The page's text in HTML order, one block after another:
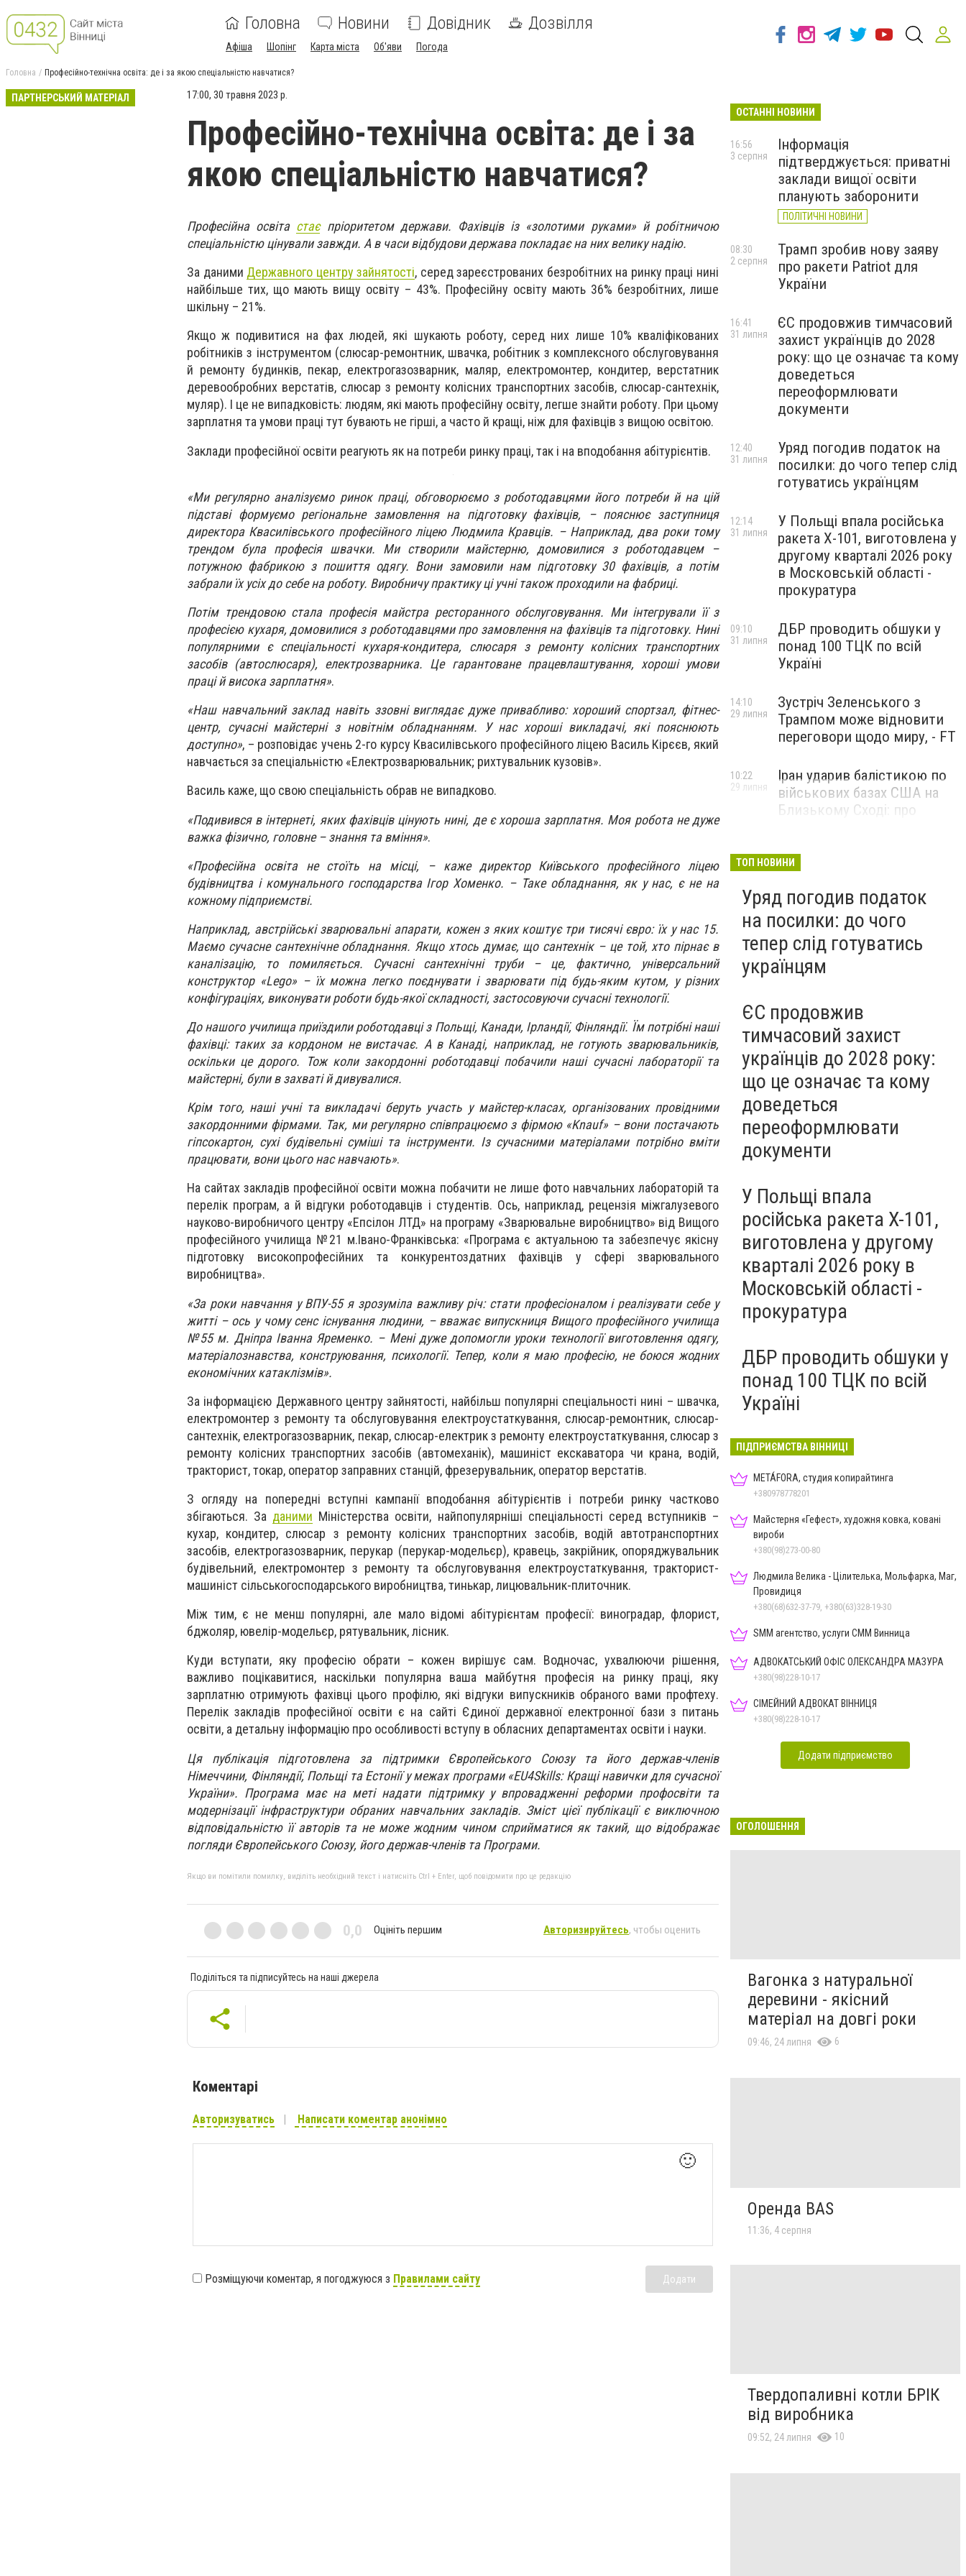
Головна Новини Довідник Дозвілля
Афіша Шопінг Карта міста Об'яви Погода
Головна Професійно-технічна освіта: де і за якою спеціальністю навчатися?
ПАРТНЕРСЬКИЙ МАТЕРІАЛ 17:00, 30 травня 2023 р.
Професійно-технічна освіта: де і за
якою спеціальністю навчатися?
Професійна освіта стаєпріоритетом держави. Фахівців із «золотими руками» й робітничою
спеціальністю цінували завжди. А в часи відбудови держава покладає на них велику надію.
За даними Державного центру зайнятості, серед зареєстрованих безробітних на ринку праці нині
найбільше тих, що мають вищу освіту – 43%. Професійну освіту мають 36% безробітних, лише
шкільну – 21%.
Якщо ж подивитися на фах людей, які шукають роботу, серед них лише 10% кваліфікованих
робітників з інструментом (слюсар-ремонтник, швачка, робітник з комплексного обслуговування
й ремонту будинків, пекар, електрогазозварник, маляр, електромонтер, кондитер, верстатник
деревообробних верстатів, слюсар з ремонту колісних транспортних засобів, слюсар-сантехнік,
муляр). І це не випадковість: людям, які мають професійну освіту, легше знайти роботу. При цьому
зарплатня та умови праці тут бувають не гірші, а часто й кращі, ніж для фахівців з вищою освітою.
Заклади професійної освіти реагують як на потреби ринку праці, так і на вподобання абітурієнтів.
«Ми регулярно аналізуємо ринок праці, обговорюємо з роботодавцями його потреби й на цій
підставі формуємо регіональне замовлення на підготовку фахівців, – пояснює заступниця
директора Квасилівського професійного ліцею Людмила Кравців. – Наприклад, два роки тому
трендом була професія швачки. Ми створили майстерню, домовилися з роботодавцем –
потужною фабрикою з пошиття одягу. Вони замовили нам підготовку 30 фахівців, а потім
забрали їх усіх до себе на роботу. Виробничу практику ці учні також проходили на фабриці.
Потім трендовою стала професія майстра ресторанного обслуговування. Ми інтегрували її з
професією кухаря, домовилися з роботодавцями про замовлення на фахівців та підготовку. Нині
популярними є спеціальності кухаря-кондитера, слюсаря з ремонту колісних транспортних
засобів (автослюсаря), електрозварника. Це гарантоване працевлаштування, хороші умови
праці й висока зарплатня».
«Наш навчальний заклад навіть ззовні виглядає дуже привабливо: хороший спортзал, фітнес-
центр, сучасні майстерні з новітнім обладнанням. У нас хороші викладачі, які пояснюють
доступно», – розповідає учень 2-го курсу Квасилівського професійного ліцею Василь Кірєєв, який
навчається за спеціальністю «Електрозварювальник; рихтувальник кузовів».
Василь каже, що свою спеціальність обрав не випадково.
«Подивився в інтернеті, яких фахівців цінують нині, де є хороша зарплатня. Моя робота не дуже
важка фізично, головне – знання та вміння».
«Професійна освіта не стоїть на місці, – каже директор Київського професійного ліцею
будівництва і комунального господарства Ігор Хоменко. – Таке обладнання, як у нас, є не на
кожному підприємстві.
Наприклад, австрійські зварювальні апарати, кожен з яких коштує три тисячі євро: їх у нас 15.
Маємо сучасне сантехнічне обладнання. Якщо хтось думає, що сантехнік – це той, хто пірнає в
каналізацію, то помиляється. Сучасні сантехнічні труби – це, фактично, універсальний
конструктор «Lego» – їх можна легко поєднувати і зварювати під будь-яким кутом, у різних
конфігураціях, виконувати роботи будь-якої складності, застосовуючи сучасні технології.
До нашого училища приїздили роботодавці з Польщі, Канади, Ірландії, Фінляндії. Їм потрібні наші
фахівці: таких за кордоном не вистачає. А в Канаді, наприклад, не готують зварювальників,
оскільки це дорого. Тож коли закордонні роботодавці побачили наші сучасні лабораторії та
майстерні, були в захваті й дивувалися.
Крім того, наші учні та викладачі беруть участь у майстер-класах, організованих провідними
закордонними фірмами. Так, ми регулярно співпрацюємо з фірмою «Knauf» – вони постачають
гіпсокартон, сухі будівельні суміші та інструменти. Із сучасними матеріалами потрібно вміти
працювати, вони цього нас навчають».
На сайтах закладів професійної освіти можна побачити не лише фото навчальних лабораторій та
перелік програм, а й відгуки роботодавців і студентів. Ось, наприклад, рецензія міжгалузевого
науково-виробничого центру «Епсілон ЛТД» на програму «Зварювальне виробництво» від Вищого
професійного училища №21 м.Івано-Франківська: «Програма є актуальною та забезпечує якісну
підготовку високопрофесійних та конкурентоздатних фахівців у сфері зварювального
виробництва».
«За роки навчання у ВПУ-55 я зрозуміла важливу річ: стати професіоналом і реалізувати себе у
житті – ось у чому сенс існування людини, – вважає випускниця Вищого професійного училища
№55 м. Дніпра Іванна Яременко. – Мені дуже допомогли уроки технології виготовлення одягу,
матеріалознавства, конструювання, психології. Тепер, коли я маю професію, не боюся жодних
економічних катаклізмів».
За інформацією Державного центру зайнятості, найбільш популярні спеціальності нині – швачка,
електромонтер з ремонту та обслуговування електроустаткування, слюсар-ремонтник, слюсар-
сантехнік, електрогазозварник, пекар, слюсар-електрик з ремонту електроустаткування, слюсар з
ремонту колісних транспортних засобів (автомеханік), машиніст екскаватора чи крана, водій,
тракторист, токар, оператор заправних станцій, фрезерувальник, оператор верстатів.
З огляду на попередні вступні кампанії вподобання абітурієнтів і потреби ринку частково
збігаються. За даними Міністерства освіти, найпопулярніші спеціальності серед вступників –
кухар, кондитер, слюсар з ремонту колісних транспортних засобів, водій автотранспортних
засобів, електрогазозварник, перукар (перукар-модельєр), кравець, закрійник, опоряджувальник
будівельний, електромонтер з ремонту та обслуговування електроустаткування, тракторист-
машиніст сільськогосподарського виробництва, тинькар, лицювальник-плиточник.
Між тим, є не менш популярні, але мало відомі абітурієнтам професії: виноградар, флорист,
бджоляр, ювелір-модельєр, рятувальник, лісник.
Куди вступати, яку професію обрати – кожен вирішує сам. Водночас, ухвалюючи рішення,
важливо поцікавитися, наскільки популярна ваша майбутня професія на ринку праці, яку
зарплатню отримують фахівці цього профілю, які відгуки випускників обраного вами профтеху.
Перелік закладів професійної освіти є на сайті Єдиної державної електронної бази з питань
освіти, а детальну інформацію про особливості вступу в обласних департаментах освіти і науки.
Ця публікація підготовлена за підтримки Європейського Союзу та його держав-членів
Німеччини, Фінляндії, Польщі та Естонії у межах програми «EU4Skills: Кращі навички для сучасної
України». Програма має на меті надати підтримку у впровадженні реформи профосвіти та
модернізації інфраструктури обраних навчальних закладів. Зміст цієї публікації є виключною
відповідальністю її авторів та не може жодним чином сприйматися як такий, що відображає
погляди Європейського Союзу, його держав-членів та Програми.
Якщо ви помітили помилку, виділіть необхідний текст і натисніть Ctrl + Enter, щоб повідомити про це редакцію
0,0 Оцініть першим Авторизируйтесь, чтобы оценить
Поділіться та підписуйтесь на наші джерела
Коментарі
Авторизуватись Написати коментар анонімно
🙂
Розміщуючи коментар, я погоджуюся з Правилами сайту Додати
ОСТАННІ НОВИНИ
Інформація
підтверджується: приватні
заклади вищої освіти
планують заборонити
ПОЛІТИЧНІ НОВИНИ
16:56
3 серпня
Трамп зробив нову заяву
про ракети Patriot для
України
08:30
2 серпня
ЄС продовжив тимчасовий
захист українців до 2028
року: що це означає та кому
доведеться
переоформлювати
документи
16:41
31 липня
Уряд погодив податок на
посилки: до чого тепер слід
готуватись українцям
12:40
31 липня
У Польщі впала російська
ракета X-101, виготовлена у
другому кварталі 2026 року
в Московській області -
прокуратура
12:14
31 липня
ДБР проводить обшуки у
понад 100 ТЦК по всій
Україні
09:10
31 липня
Зустріч Зеленського з
Трампом може відновити
переговори щодо миру, - FT
14:10
29 липня
Іран ударив балістикою по
військових базах США на
Близькому Сході: про
10:22
29 липня
ТОП НОВИНИ
Уряд погодив податок
на посилки: до чого
тепер слід готуватись
українцям
ЄС продовжив
тимчасовий захист
українців до 2028 року:
що це означає та кому
доведеться
переоформлювати
документи
У Польщі впала
російська ракета X-101,
виготовлена у другому
кварталі 2026 року в
Московській області -
прокуратура
ДБР проводить обшуки у
понад 100 ТЦК по всій
Україні
ПІДПРИЄМСТВА ВІННИЦІ
METÁFORA, студия копирайтинга
+380978778201
Майстерня «Гефест», художня ковка, ковані
вироби
+380(98)273-00-80
Людмила Велика - Цілителька, Мольфарка, Маг,
Провидиця
+380(68)632-37-79, +380(63)328-19-30
SMM агентство, услуги СММ Винница
АДВОКАТСЬКИЙ ОФІС ОЛЕКСАНДРА МАЗУРА
+380(98)228-10-17
СІМЕЙНИЙ АДВОКАТ ВІННИЦЯ
+380(98)228-10-17
Додати підприємство
ОГОЛОШЕННЯ
Вагонка з натуральної
деревини - якісний
матеріал на довгі роки
09:46, 24 липня 6
Оренда BAS
11:36, 4 серпня
Твердопаливні котли БРІК
від виробника
09:52, 24 липня 10